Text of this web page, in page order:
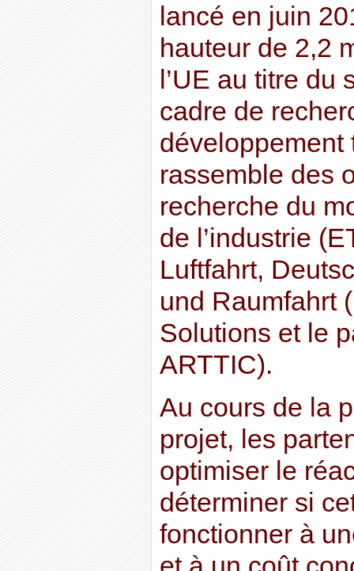
lancé en juin
hauteur de 2,2
l’UE au titre
cadre de
développement
rassemble des
recherche du
de l’industrie
Luftfahrt,
und Raumfahrt
Solutions et le
ARTTIC).
Au cours de la
projet, les
optimiser le
déterminer si
fonctionner à